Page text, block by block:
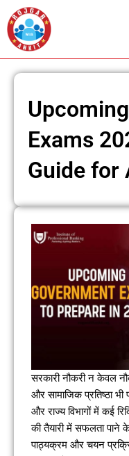
Skip
to
content
Exams
Guide for
सरकारी नौकरी न केवल
और सामाजिक प्रतिष्ठा
और राज्य विभागों में कई
की तैयारी में सफलता पाने के
पाठ्यक्रम और चयन